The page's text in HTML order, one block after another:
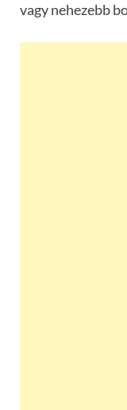
vagy nehezebb